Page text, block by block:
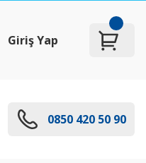
Giriş Yap
0850 420 50 90